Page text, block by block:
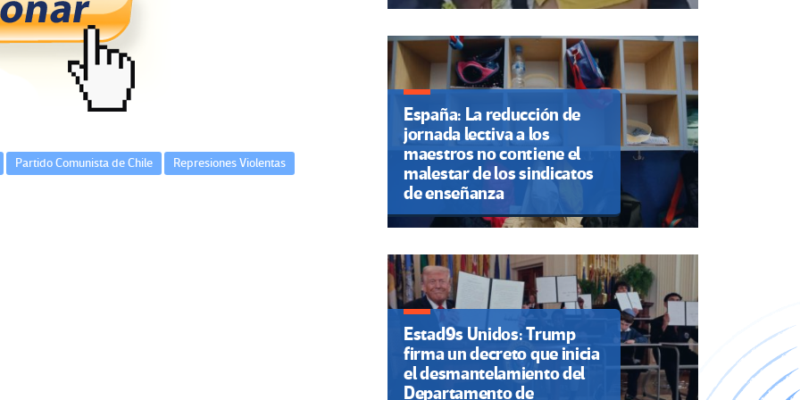
Partido Comunista de Chile Represiones Violentas
España: La reducción de
jornada lectiva a los
maestros no contiene el
malestar de los sindicatos
de enseñanza
Estad9s Unidos: Trump
firma un decreto que inicia
el desmantelamiento del
Departamento de